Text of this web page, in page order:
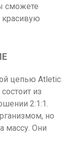
сможете
красивую
цепью Atletic
из
2:1:1.
но
массу. Они